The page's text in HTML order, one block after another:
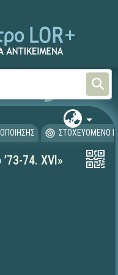
Γλώσσα και Λογοτεχνία
ΣΤΟΧΕΥΟΜΕΝΟ
74. XVI»